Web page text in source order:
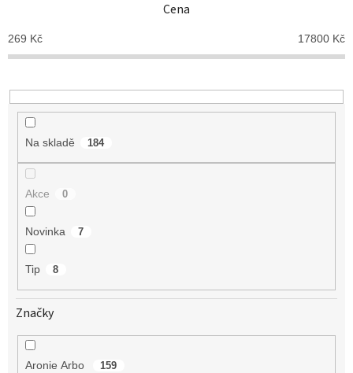
o
d
k
t
Cena
269 Kč 17800 Kč
Na skladě 184
Akce 0
Novinka 7
Tip 8
Značky
Aronie Arbo 159